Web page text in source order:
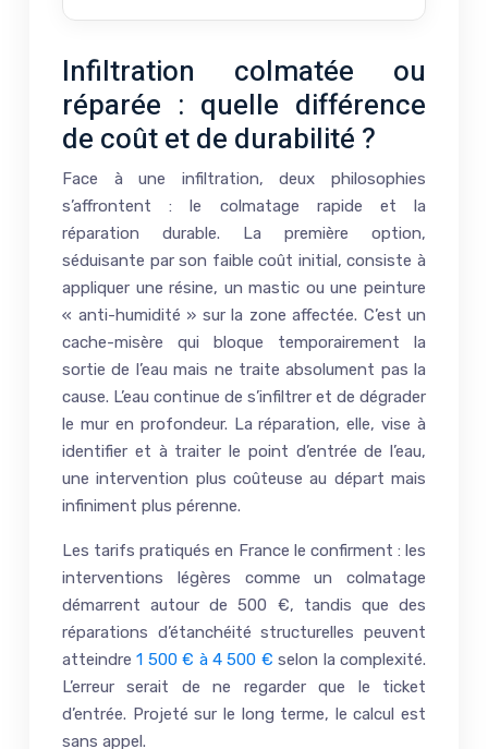
Infiltration colmatée ou
réparée : quelle différence
de coût et de durabilité ?
Face à une infiltration, deux philosophies
s’affrontent : le colmatage rapide et la
réparation durable. La première option,
séduisante par son faible coût initial, consiste à
appliquer une résine, un mastic ou une peinture
« anti-humidité » sur la zone affectée. C’est un
cache-misère qui bloque temporairement la
sortie de l’eau mais ne traite absolument pas la
cause. L’eau continue de s’infiltrer et de dégrader
le mur en profondeur. La réparation, elle, vise à
identifier et à traiter le point d’entrée de l’eau,
une intervention plus coûteuse au départ mais
infiniment plus pérenne.
Les tarifs pratiqués en France le confirment : les
interventions légères comme un colmatage
démarrent autour de 500 €, tandis que des
réparations d’étanchéité structurelles peuvent
atteindre1 500 € à 4 500 € selon la complexité.
L’erreur serait de ne regarder que le ticket
d’entrée. Projeté sur le long terme, le calcul est
sans appel.